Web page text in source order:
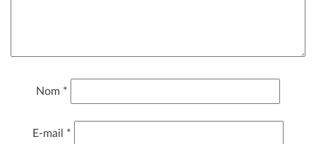
Nom *
E-mail *